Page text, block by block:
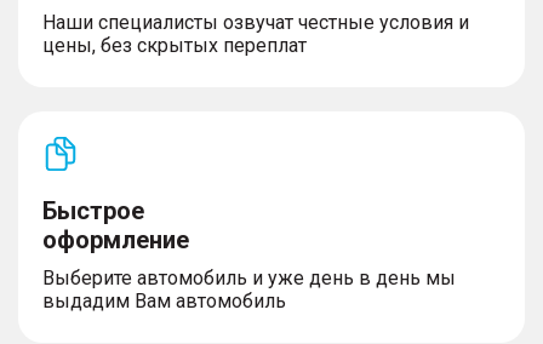
Наши специалисты озвучат честные условия и
цены, без скрытых переплат
Быстрое
оформление
Выберите автомобиль и уже день в день мы
выдадим Вам автомобиль